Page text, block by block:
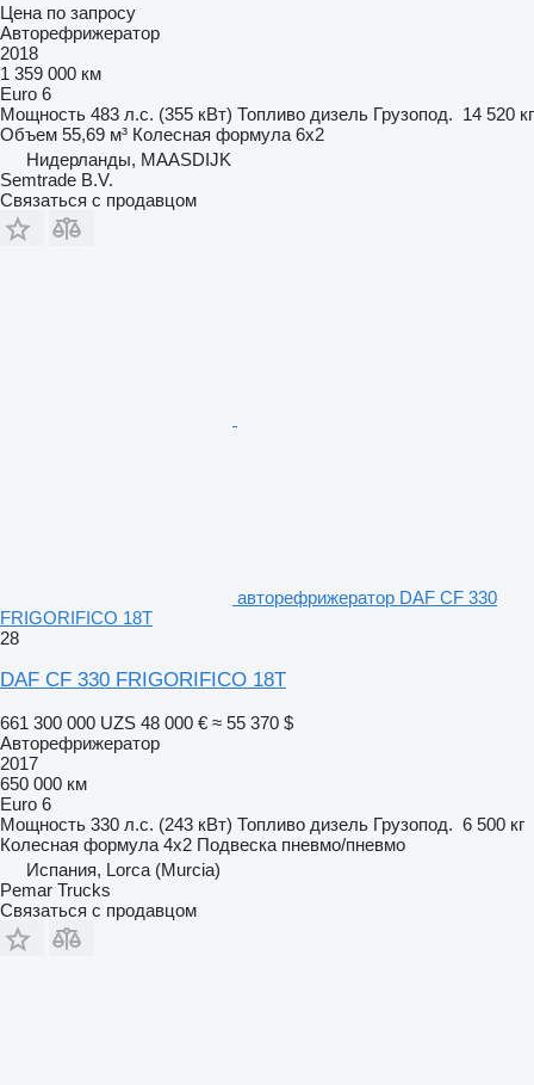
Цена по запросу
Авторефрижератор
2018
1 359 000 км
Euro 6
Мощность 483 л.с. (355 кВт) Топливо дизель Грузопод. 14 520 кг
Объем 55,69 м³ Колесная формула 6x2
Нидерланды, MAASDIJK
Semtrade B.V.
Связаться с продавцом
авторефрижератор DAF CF 330
FRIGORIFICO 18T
28
DAF CF 330 FRIGORIFICO 18T
661 300 000 UZS 48 000 € ≈ 55 370 $
Авторефрижератор
2017
650 000 км
Euro 6
Мощность 330 л.с. (243 кВт) Топливо дизель Грузопод. 6 500 кг
Колесная формула 4x2 Подвеска пневмо/пневмо
Испания, Lorca (Murcia)
Pemar Trucks
Связаться с продавцом